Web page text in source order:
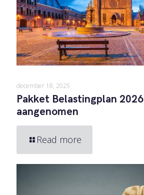
december 18, 2025
Pakket Belastingplan 2026
aangenomen
Read more